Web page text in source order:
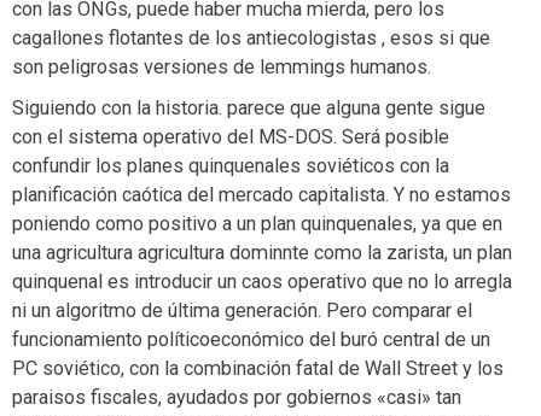
con las ONGs, puede haber mucha mierda, pero los
cagallones flotantes de los antiecologistas , esos si que
son peligrosas versiones de lemmings humanos.
Siguiendo con la historia. parece que alguna gente sigue
con el sistema operativo del MS-DOS. Será posible
confundir los planes quinquenales soviéticos con la
planificación caótica del mercado capitalista. Y no estamos
poniendo como positivo a un plan quinquenales, ya que en
una agricultura agricultura dominnte como la zarista, un plan
quinquenal es introducir un caos operativo que no lo arregla
ni un algoritmo de última generación. Pero comparar el
funcionamiento políticoeconómico del buró central de un
PC soviético, con la combinación fatal de Wall Street y los
paraisos fiscales, ayudados por gobiernos «casi» tan